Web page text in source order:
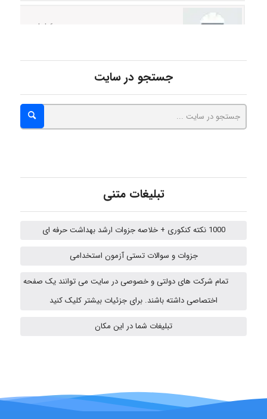
abolfazlkoshehe
fatima
جستجو در سایت
تبلیغات متنی
1000 نکته کنکوری + خلاصه جزوات ارشد بهداشت حرفه ای
جزوات و سوالات تستی آزمون استخدامی
تمام شرکت های دولتی و خصوصی در سایت می توانند یک صفحه
اختصاصی داشته باشند. برای جزئیات بیشتر کلیک کنید
تبلیغات شما در این مکان